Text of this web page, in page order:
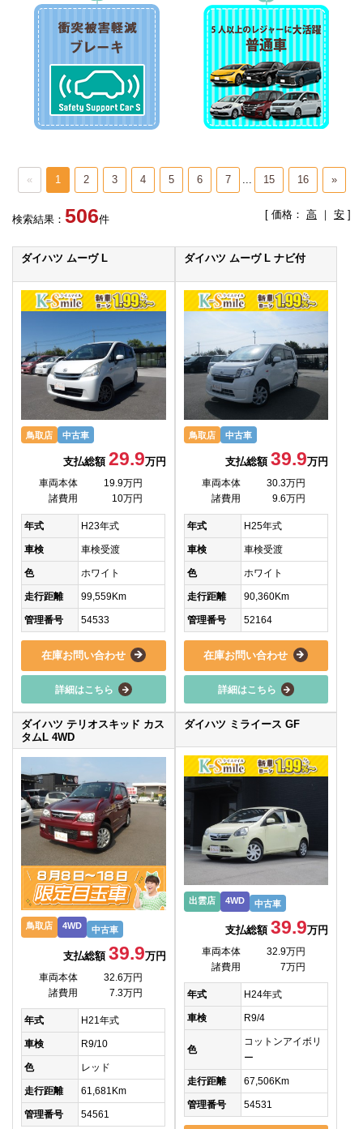
« 1 2 3 4 5 6 7 ... 15 16 »
検索結果： 506件 [ 価格： 高 ｜ 安 ]
ダイハツ ムーヴ L
鳥取店 中古車
支払総額 29.9万円
車両本体
19.9万円
諸費用
10万円
年式 H23年式
車検 車検受渡
色 ホワイト
走行距離 99,559Km
管理番号 54533
在庫お問い合わせ
詳細はこちら
ダイハツ ムーヴ L ナビ付
鳥取店 中古車
支払総額39.9万円
車両本体
30.3万円
諸費用
9.6万円
年式 H25年式
車検 車検受渡
色 ホワイト
走行距離 90,360Km
管理番号 52164
在庫お問い合わせ
詳細はこちら
ダイハツ テリオスキッド カス
タムL 4WD
鳥取店 4WD 中古車
支払総額 39.9万円
車両本体
32.6万円
諸費用
7.3万円
年式 H21年式
車検 R9/10
色 レッド
走行距離 61,681Km
管理番号 54561
ダイハツ ミライース GF
出雲店 4WD 中古車
支払総額39.9万円
車両本体
32.9万円
諸費用
7万円
年式 H24年式
車検 R9/4
色
コットンアイボリ
ー
走行距離 67,506Km
管理番号 54531